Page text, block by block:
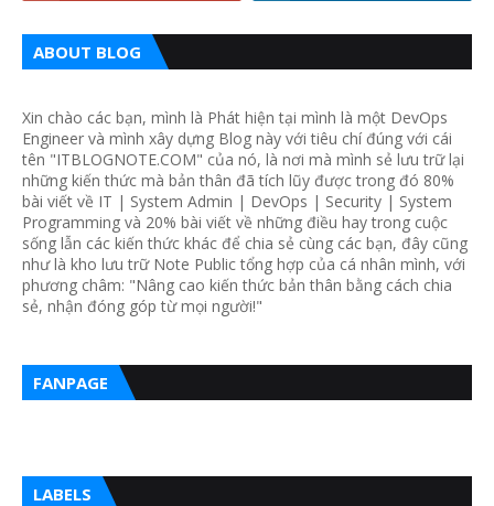
ABOUT BLOG
Xin chào các bạn, mình là Phát hiện tại mình là một DevOps
Engineer và mình xây dựng Blog này với tiêu chí đúng với cái
tên "ITBLOGNOTE.COM" của nó, là nơi mà mình sẻ lưu trữ lại
những kiến thức mà bản thân đã tích lũy được trong đó 80%
bài viết về IT | System Admin | DevOps | Security | System
Programming và 20% bài viết về những điều hay trong cuộc
sống lẫn các kiến thức khác để chia sẻ cùng các bạn, đây cũng
như là kho lưu trữ Note Public tổng hợp của cá nhân mình, với
phương châm: "Nâng cao kiến thức bản thân bằng cách chia
sẻ, nhận đóng góp từ mọi người!"
FANPAGE
LABELS